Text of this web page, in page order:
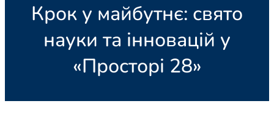
Крок у майбутнє: свято
науки та інновацій у
«Просторі 28»